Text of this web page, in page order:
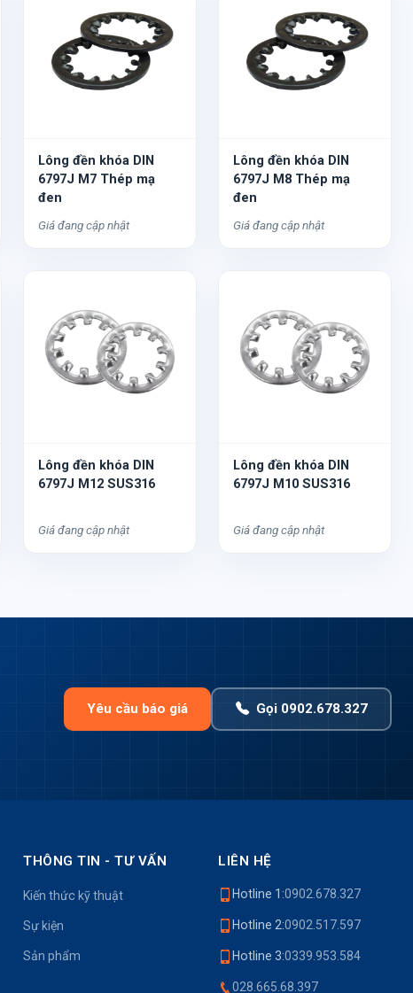
Lông đền khóa DIN
6797J M7 Thép mạ
đen
Giá đang cập nhật
Lông đền khóa DIN
6797J M8 Thép mạ
đen
Giá đang cập nhật
Lông đền khóa DIN
6797J M12 SUS316
Giá đang cập nhật
Lông đền khóa DIN
6797J M10 SUS316
Giá đang cập nhật
Yêu cầu báo giá Gọi 0902.678.327
THÔNG TIN - TƯ VẤN
Kiến thức kỹ thuật
Sự kiện
Sản phẩm
LIÊN HỆ
Hotline 1:0902.678.327
Hotline 2:0902.517.597
Hotline 3:0339.953.584
028.665.68.397